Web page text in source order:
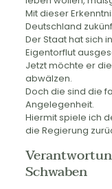
Mit dieser
Deutschland
Der Staat hat sich
Eigentorflut
Jetzt möchte er
abwälzen.
Doch die sind die
Angelegenheit.
Hiermit spiele ich
die Regierung
Schwaben